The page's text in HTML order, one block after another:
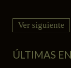
Ver siguiente
ÚLTIMAS